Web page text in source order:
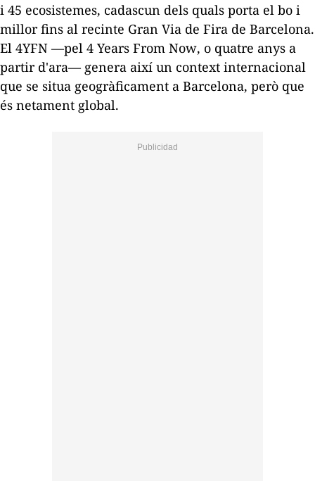
i 45 ecosistemes, cadascun dels quals porta el bo i
millor fins al recinte Gran Via de Fira de Barcelona.
El 4YFN —pel 4 Years From Now, o quatre anys a
partir d'ara— genera així un context internacional
que se situa geogràficament a Barcelona, però que
és netament global.